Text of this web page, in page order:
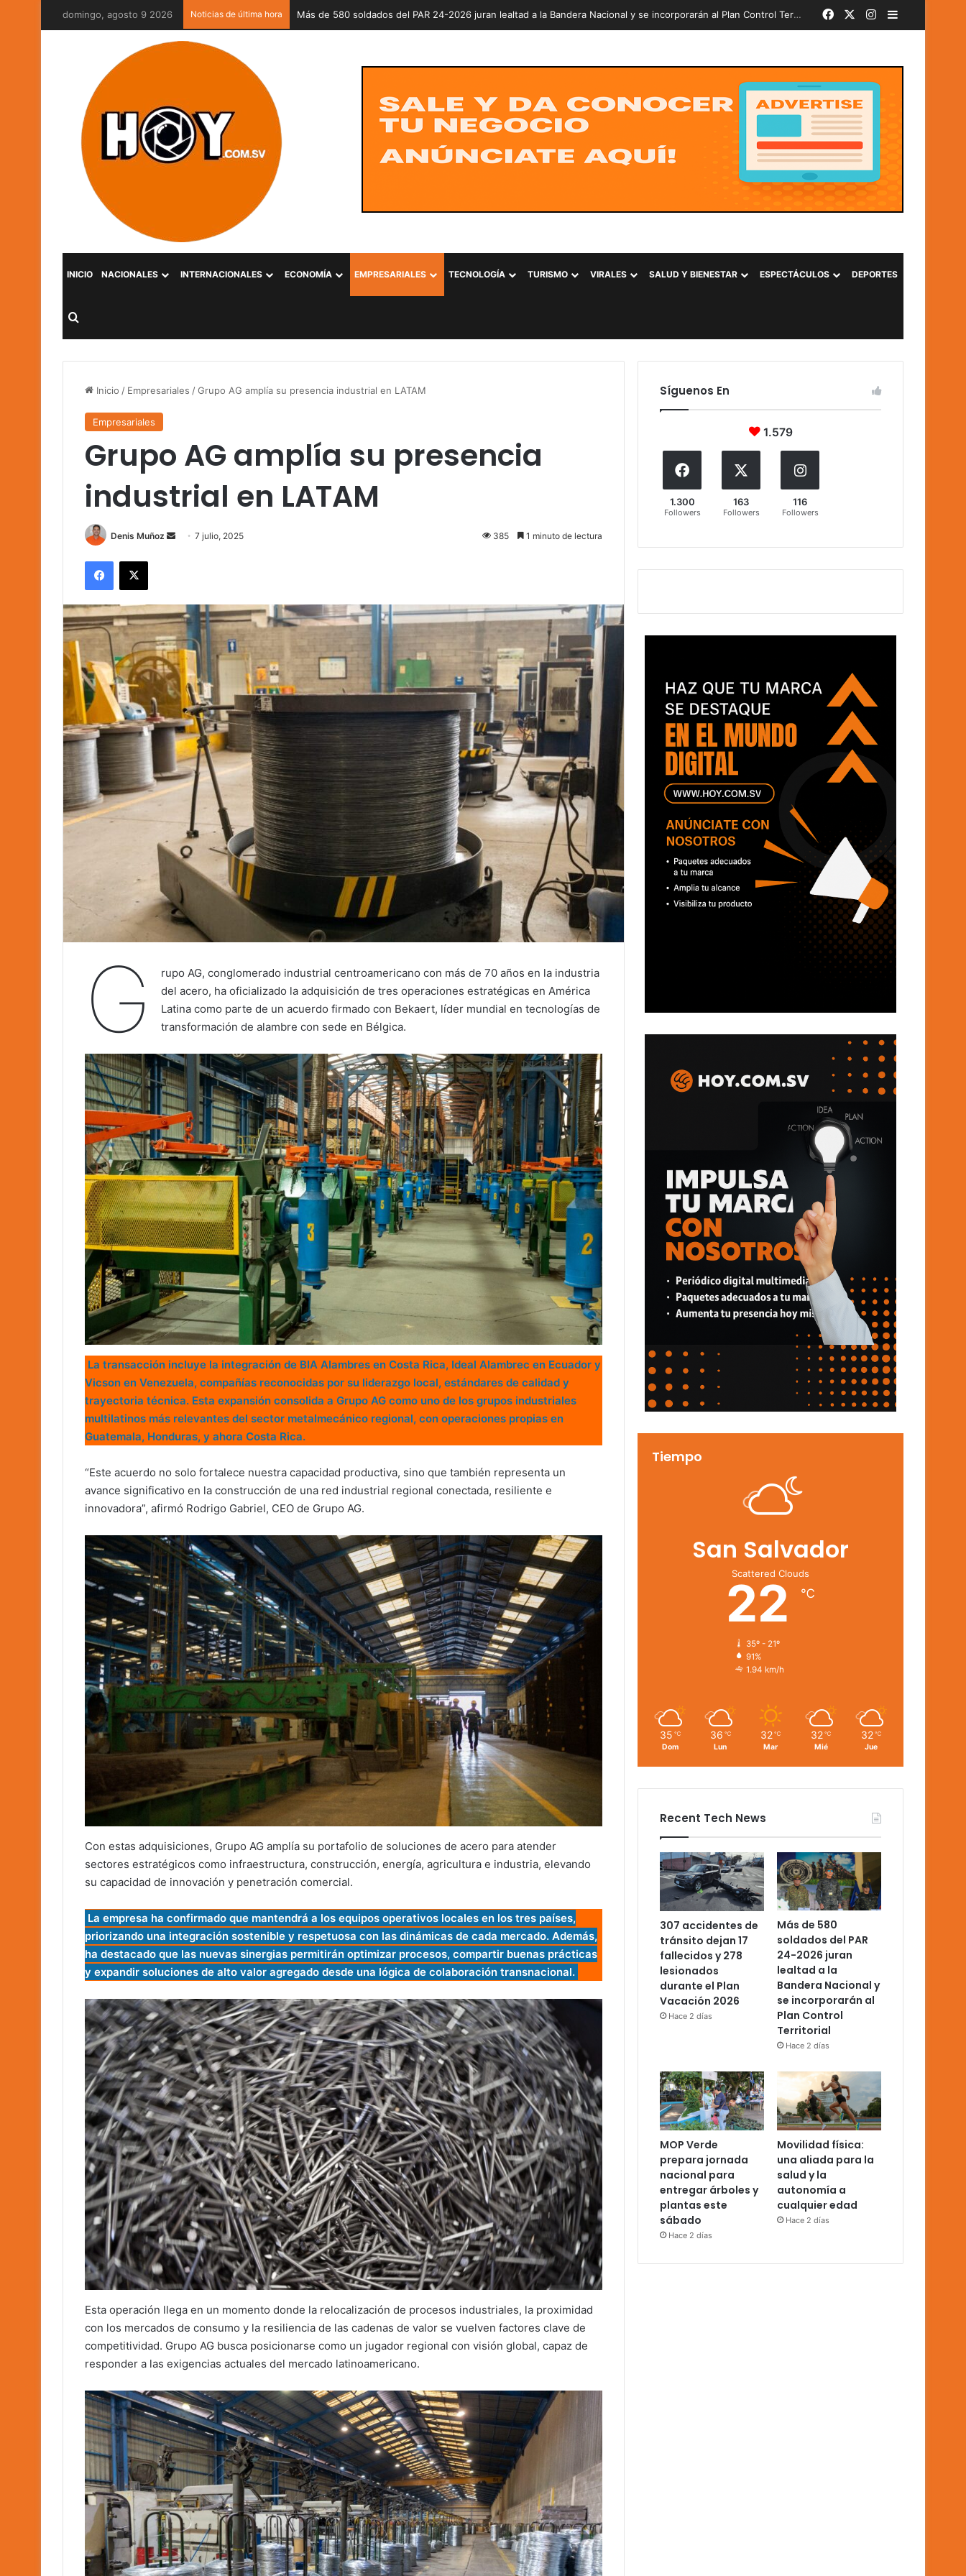
domingo, agosto 9 2026 Noticias de última hora MOP Verde prepara jornada nacional para entregar árboles y plantas este sábado FacebookInstagram
Barra lateral
INICIO NACIONALES INTERNACIONALES ECONOMÍA EMPRESARIALES TECNOLOGÍA TURISMO VIRALES SALUD Y BIENESTAR ESPECTÁCULOS DEPORTES
Buscar por
Inicio / Empresariales /Grupo AG amplía su presencia industrial en LATAM
Empresariales
Grupo AG amplía su presencia
industrial en LATAM
Denis Muñoz
Send7 julio, 2025 385 1 minuto de lectura
Facebook
X
G
rupo AG, conglomerado industrial centroamericano con más de 70 años en la industria
del acero, ha oficializado la adquisición de tres operaciones estratégicas en América
Latina como parte de un acuerdo firmado con Bekaert, líder mundial en tecnologías de
transformación de alambre con sede en Bélgica.
La transacción incluye la integración de BIA Alambres en Costa Rica, Ideal Alambrec en Ecuador y
Vicson en Venezuela, compañías reconocidas por su liderazgo local, estándares de calidad y
trayectoria técnica. Esta expansión consolida a Grupo AG como uno de los grupos industriales
multilatinos más relevantes del sector metalmecánico regional, con operaciones propias en
Guatemala, Honduras, y ahora Costa Rica.
“Este acuerdo no solo fortalece nuestra capacidad productiva, sino que también representa un
avance significativo en la construcción de una red industrial regional conectada, resiliente e
innovadora”, afirmó Rodrigo Gabriel, CEO de Grupo AG.
Con estas adquisiciones, Grupo AG amplía su portafolio de soluciones de acero para atender
sectores estratégicos como infraestructura, construcción, energía, agricultura e industria, elevando
su capacidad de innovación y penetración comercial.
La empresa ha confirmado que mantendrá a los equipos operativos locales en los tres países,
priorizando una integración sostenible y respetuosa con las dinámicas de cada mercado. Además,
ha destacado que las nuevas sinergias permitirán optimizar procesos, compartir buenas prácticas
y expandir soluciones de alto valor agregado desde una lógica de colaboración transnacional.
Esta operación llega en un momento donde la relocalización de procesos industriales, la proximidad
con los mercados de consumo y la resiliencia de las cadenas de valor se vuelven factores clave de
competitividad. Grupo AG busca posicionarse como un jugador regional con visión global, capaz de
responder a las exigencias actuales del mercado latinoamericano.
Síguenos En
1.579
1.300
Followers
163
Followers
116
Followers
Tiempo
San Salvador
Scattered Clouds
22 ℃
35º - 21º
91%
1.94 km/h
35 ℃
Dom
36 ℃
Lun
32 ℃
Mar
32 ℃
Mié
32 ℃
Jue
Recent Tech News
307 accidentes de
tránsito dejan 17
fallecidos y 278
lesionados
durante el Plan
Vacación 2026
Hace 2 días
Más de 580
soldados del PAR
24-2026 juran
lealtad a la
Bandera Nacional y
se incorporarán al
Plan Control
Territorial
Hace 2 días
MOP Verde
prepara jornada
nacional para
entregar árboles y
plantas este
sábado
Hace 2 días
Movilidad física:
una aliada para la
salud y la
autonomía a
cualquier edad
Hace 2 días